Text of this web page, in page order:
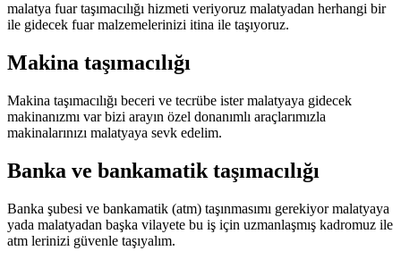
malatya fuar taşımacılığı hizmeti veriyoruz malatyadan herhangi bir
ile gidecek fuar malzemelerinizi itina ile taşıyoruz.
Makina taşımacılığı
Makina taşımacılığı beceri ve tecrübe ister malatyaya gidecek
makinanızmı var bizi arayın özel donanımlı araçlarımızla
makinalarınızı malatyaya sevk edelim.
Banka ve bankamatik taşımacılığı
Banka şubesi ve bankamatik (atm) taşınmasımı gerekiyor malatyaya
yada malatyadan başka vilayete bu iş için uzmanlaşmış kadromuz ile
atm lerinizi güvenle taşıyalım.